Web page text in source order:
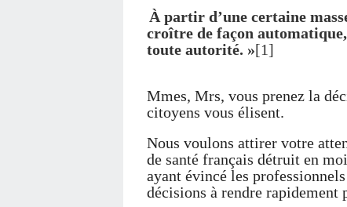
À partir d’une certaine
croître de façon
toute autorité. »[1]
Mmes, Mrs, vous prenez la
citoyens vous élisent.
Nous voulons attirer votre
de santé français détruit en
ayant évincé les
décisions à rendre